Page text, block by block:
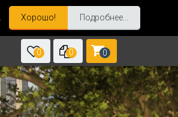
Хорошо! Подробнее...
0 0 0